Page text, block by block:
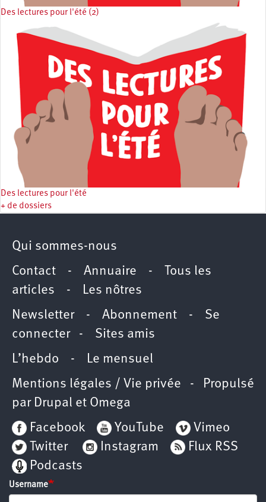
Des lectures pour l'été (2)
Des lectures pour l'été
+ de dossiers
Qui sommes-nous
Contact - Annuaire -
Tous les
articles - Les nôtres
Newsletter- Abonnement - Se
connecter- Sites amis
L’hebdo - Le mensuel
Mentions légales / Vie privée - Propulsé
par Drupal et Omega
Facebook
YouTube
Vimeo
Twitter
Instagram
Flux RSS
Podcasts
Username